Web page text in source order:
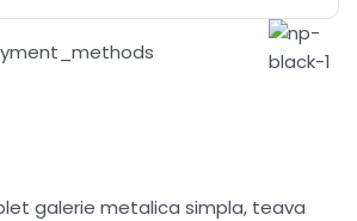
galerie metalica simpla, teava